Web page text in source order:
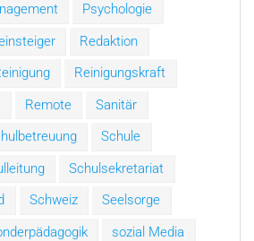
Psychologie
Redaktion
Reinigungskraft
Remote
Sanitär
Schule
Schulsekretariat
Schweiz
Seelsorge
sozial Media